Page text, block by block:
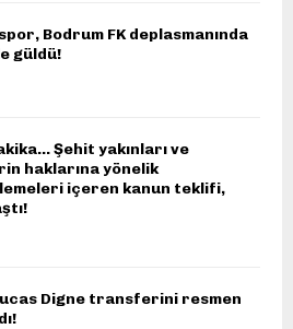
Bodrum FK deplasmanında
güldü!
Şehit yakınları ve
haklarına yönelik
içeren kanun teklifi,
Digne transferini resmen